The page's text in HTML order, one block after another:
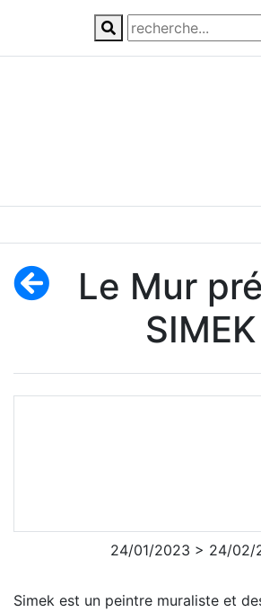
Le Mur
SIMEK
24/01/2023 > 24/02/
Simek est un peintre muraliste et